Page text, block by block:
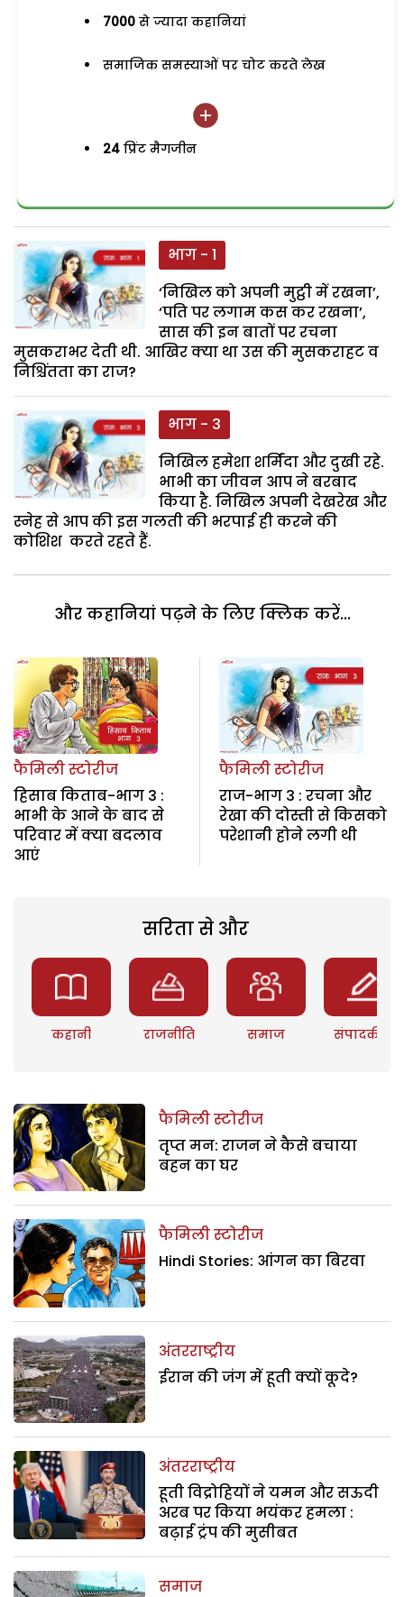
7000 से ज्यादा कहानियां
समाजिक समस्याओं पर चोट करते लेख
24 प्रिंट मैगजीन
भाग - 1
‘निखिल को अपनी मुट्ठी में रखना’,
‘पति पर लगाम कस कर रखना’,
सास की इन बातों पर रचना
मुसकराभर देती थी. आखिर क्या था उस की मुसकराहट व
निश्चिंतता का राज?
भाग - 3
निखिल हमेशा शर्मिंदा और दुखी रहे.
भाभी का जीवन आप ने बरबाद
किया है. निखिल अपनी देखरेख और
स्नेह से आप की इस गलती की भरपाई ही करने की
कोशिश करते रहते हैं.
और कहानियां पढ़ने के लिए क्लिक करें...
फैमिली स्टोरीज
हिसाब किताब-भाग 3 :
भाभी के आने के बाद से
परिवार में क्या बदलाव
आएं
फैमिली स्टोरीज
राज-भाग 3 : रचना और
रेखा की दोस्ती से किसको
परेशानी होने लगी थी
सरिता से और
कहानी राजनीति समाज संपादकीय
फैमिली स्टोरीज
तृप्त मन: राजन ने कैसे बचाया
बहन का घर
फैमिली स्टोरीज
Hindi Stories: आंगन का बिरवा
अंतरराष्ट्रीय
ईरान की जंग में हूती क्यों कूदे?
अंतरराष्ट्रीय
हूती विद्रोहियों ने यमन और सऊदी
अरब पर किया भयंकर हमला :
बढ़ाई ट्रंप की मुसीबत
समाज